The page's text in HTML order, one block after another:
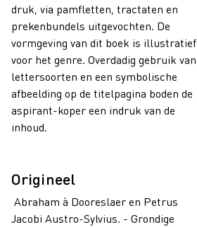
druk, via pamfletten, tractaten en
prekenbundels uitgevochten. De
vormgeving van dit boek is illustratief
voor het genre. Overdadig gebruik van
lettersoorten en een symbolische
afbeelding op de titelpagina boden de
aspirant-koper een indruk van de
inhoud.
Origineel
Abraham à Dooreslaer en Petrus
Jacobi Austro-Sylvius. - Grondige